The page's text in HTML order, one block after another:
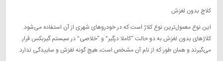
کلاچ بدون لغزش
این نوع معمول‌ترین نوع کلاژ است که در خودرو‌های شهری از آن استفاده می‌شود.
کلاژ‌های بدون لغزش به دو حالت “کاملا درگیر” و “خلاصی” در سیستم گیربکس قرار
می‌گیرند و همان طور که از نام آن مشخص است، هیچ گونه لغزش و ساییدگی ندارد.